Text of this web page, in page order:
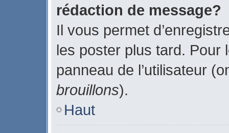
rédaction de message?
Il vous permet
les poster plus tard. Pour
panneau de l’utilisateur
brouillons).
Haut